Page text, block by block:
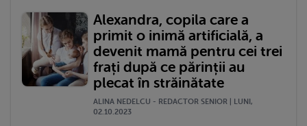
Alexandra, copila care a
primit o inimă artificială, a
devenit mamă pentru cei trei
frați după ce părinții au
plecat în străinătate
ALINA NEDELCU - REDACTOR SENIOR | LUNI,
02.10.2023